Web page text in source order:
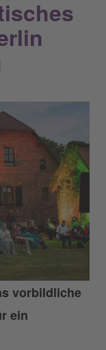
vorbildliche
ein